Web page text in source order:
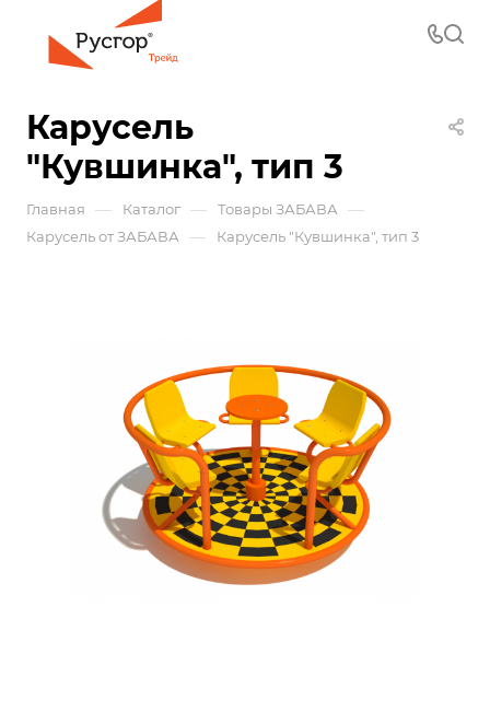
Карусель
"Кувшинка", тип 3
Главная — Каталог — Товары ЗАБАВА —
Карусель от ЗАБАВА — Карусель "Кувшинка", тип 3